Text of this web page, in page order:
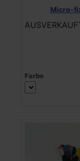
Micro-
Farbe